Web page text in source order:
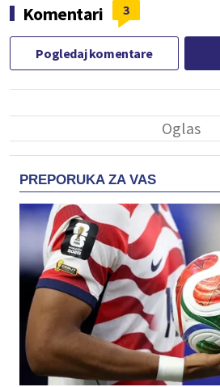
Komentari 3
Pogledaj komentare
PREPORUKA ZA VAS